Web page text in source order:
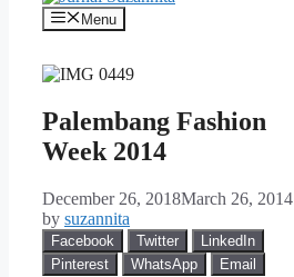
Menu
Palembang Fashion
Week 2014
December 26, 2018March 26, 2014
by suzannita
Facebook Twitter
LinkedIn
Pinterest
WhatsApp Email